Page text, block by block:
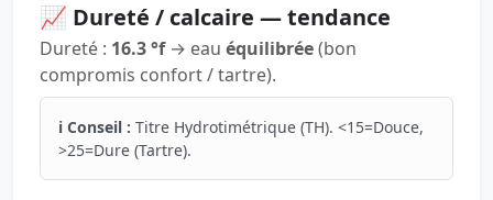
📈 Dureté / calcaire — tendance
Dureté : 16.3 °f→ eau équilibrée(bon
compromis confort / tartre).
ℹ️ Conseil : Titre Hydrotimétrique (TH). <15=Douce,
>25=Dure (Tartre).